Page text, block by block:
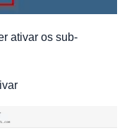
ativar os sub-